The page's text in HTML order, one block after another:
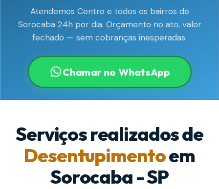
Atendemos Centro e todos os bairros de
Sorocaba 24h por dia. Orçamento no ato, valor
fechado — sem cobranças inesperadas.
Chamar no WhatsApp
Serviços realizados de
Desentupimentoem
Sorocaba - SP